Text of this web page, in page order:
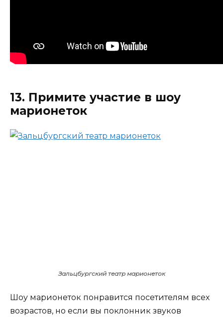
13. Примите участие в шоу
марионеток
Зальцбургский театр марионеток
Шоу марионеток понравится посетителям всех
возрастов, но если вы поклонник звуков